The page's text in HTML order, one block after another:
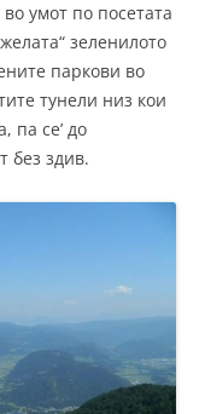
умот по посетата
зеленилото
паркови во
тунели низ кои
па се’ до
без здив.